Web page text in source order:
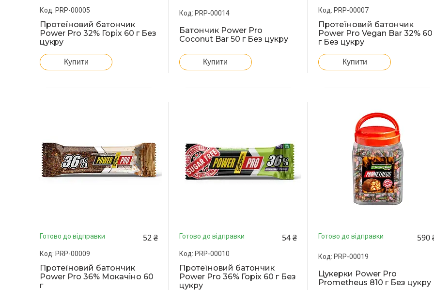
PRP-00005
Протеїновий батончик
Power Pro 32% Горіх 60 г Без
цукру
Купити
PRP-00014
Батончик Power Pro
Coconut Bar 50 г Без цукру
Купити
PRP-00007
Протеїновий батончик
Power Pro Vegan Bar 32% 60
г Без цукру
Купити
Готово до відправки 52 ₴
PRP-00009
Протеїновий батончик
Power Pro 36% Мокачіно 60
г
Готово до відправки 54 ₴
PRP-00010
Протеїновий батончик
Power Pro 36% Горіх 60 г Без
цукру
Готово до відправки 590
PRP-00019
Цукерки Power Pro
Prometheus 810 г Без цукру